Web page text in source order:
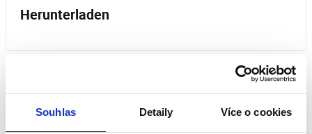
Souhlas Detaily Více o cookies
Herunterladen